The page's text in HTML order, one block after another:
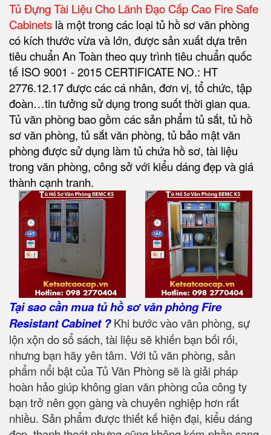
Tủ Đựng Tài Liệu Cho Lãnh Đạo Cấp Cao Fire Safe
Cabinets là một trong các loại tủ hồ sơ văn phòng
có kích thước vừa và lớn, được sản xuất dựa trên
tiêu chuẩn An Toàn theo quy trình tiêu chuẩn quốc
tế ISO 9001 - 2015 CERTIFICATE NO.: HT
2776.12.17 được các cá nhân, đơn vị, tổ chức, tập
đoàn…tin tưởng sử dụng trong suốt thời gian qua.
Tủ văn phòng bao gồm các sản phẩm tủ sắt, tủ hồ
sơ văn phòng, tủ sắt văn phòng, tủ bảo mật văn
phòng được sử dụng làm tủ chứa hồ sơ, tài liệu
trong văn phòng, công sở với kiểu dáng đẹp và giá
thành cạnh tranh.
Tại sao cần mua tủ hồ sơ văn phòng Fire
Resistant Cabinet ?Khi bước vào văn phòng, sự
lộn xộn do sổ sách, tài liệu sẽ khiến bạn bối rối,
nhưng bạn hãy yên tâm. Với tủ văn phòng, sản
phẩm nổi bật của Tủ Văn Phòng sẽ là giải pháp
hoàn hảo giúp không gian văn phòng của công ty
bạn trở nên gọn gàng và chuyên nghiệp hơn rất
nhiều. Sản phẩm được thiết kế hiện đại, kiểu dáng